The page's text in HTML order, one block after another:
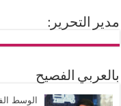
مدير التحرير:
بالعربي الفصيح
الوسط